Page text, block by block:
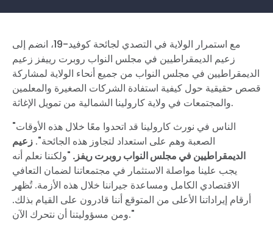
مع استمرار الولاية في التصدي لجائحة كوفيد-19، انضم إلى
زعيم الديمقراطيين في مجلس النواب روبرت رييفز زعيم
الديمقراطيين في مجلس النواب من جميع أنحاء الولاية لمشاركة
قصص حقيقية حول كيفية استفادة الشركات الصغيرة والمعلمين
والمجتمعات في ولاية كارولينا الشمالية من تمويل الإغاثة.
"الناس في نورث كارولينا قد اتحدوا معًا خلال هذه الأوقات
الصعبة وهم على استعداد لتجاوز هذه الجائحة". زعيم
الديمقراطيين في مجلس النواب روبرت ريفز. "ولكننا نعلم أنه
يجب علينا مواصلة الاستثمار في مجتمعاتنا لضمان التعافي
الاقتصادي الكامل ومساعدة جيراننا خلال هذه الأزمة. تُظهر
أرقام إيراداتنا الأعلى من المتوقع أننا قادرون على القيام بذلك.
ومن مسؤوليتنا أن نتحرك الآن."